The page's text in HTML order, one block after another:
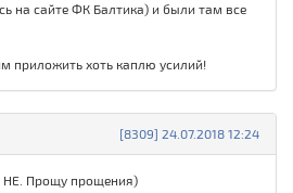
на сайте ФК Балтика) и были там все
приложить хоть каплю усилий!
[8309] 24.07.2018 12:24
НЕ. Прощу прощения)